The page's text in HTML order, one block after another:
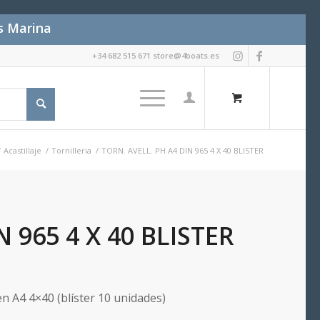
Marina
+34 682 515 671 store@4boats.es
Acastillaje / Tornilleria / TORN. AVELL. PH A4 DIN 965 4 X 40 BLISTER
965 4 X 40 BLISTER
A4 4×40 (blíster 10 unidades)